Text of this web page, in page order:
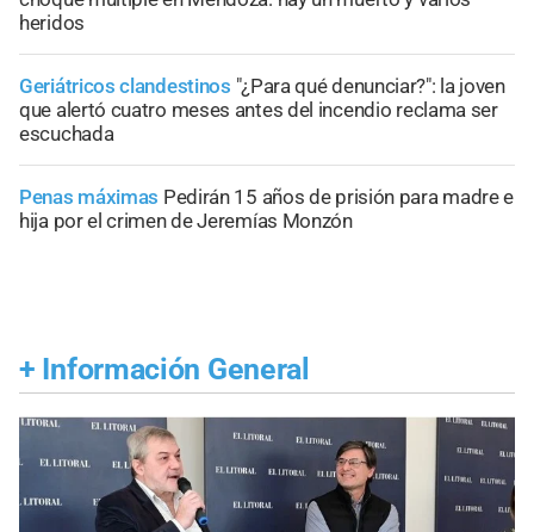
heridos
Geriátricos clandestinos "¿Para qué denunciar?": la joven
que alertó cuatro meses antes del incendio reclama ser
escuchada
Penas máximas Pedirán 15 años de prisión para madre e
hija por el crimen de Jeremías Monzón
+ Información General